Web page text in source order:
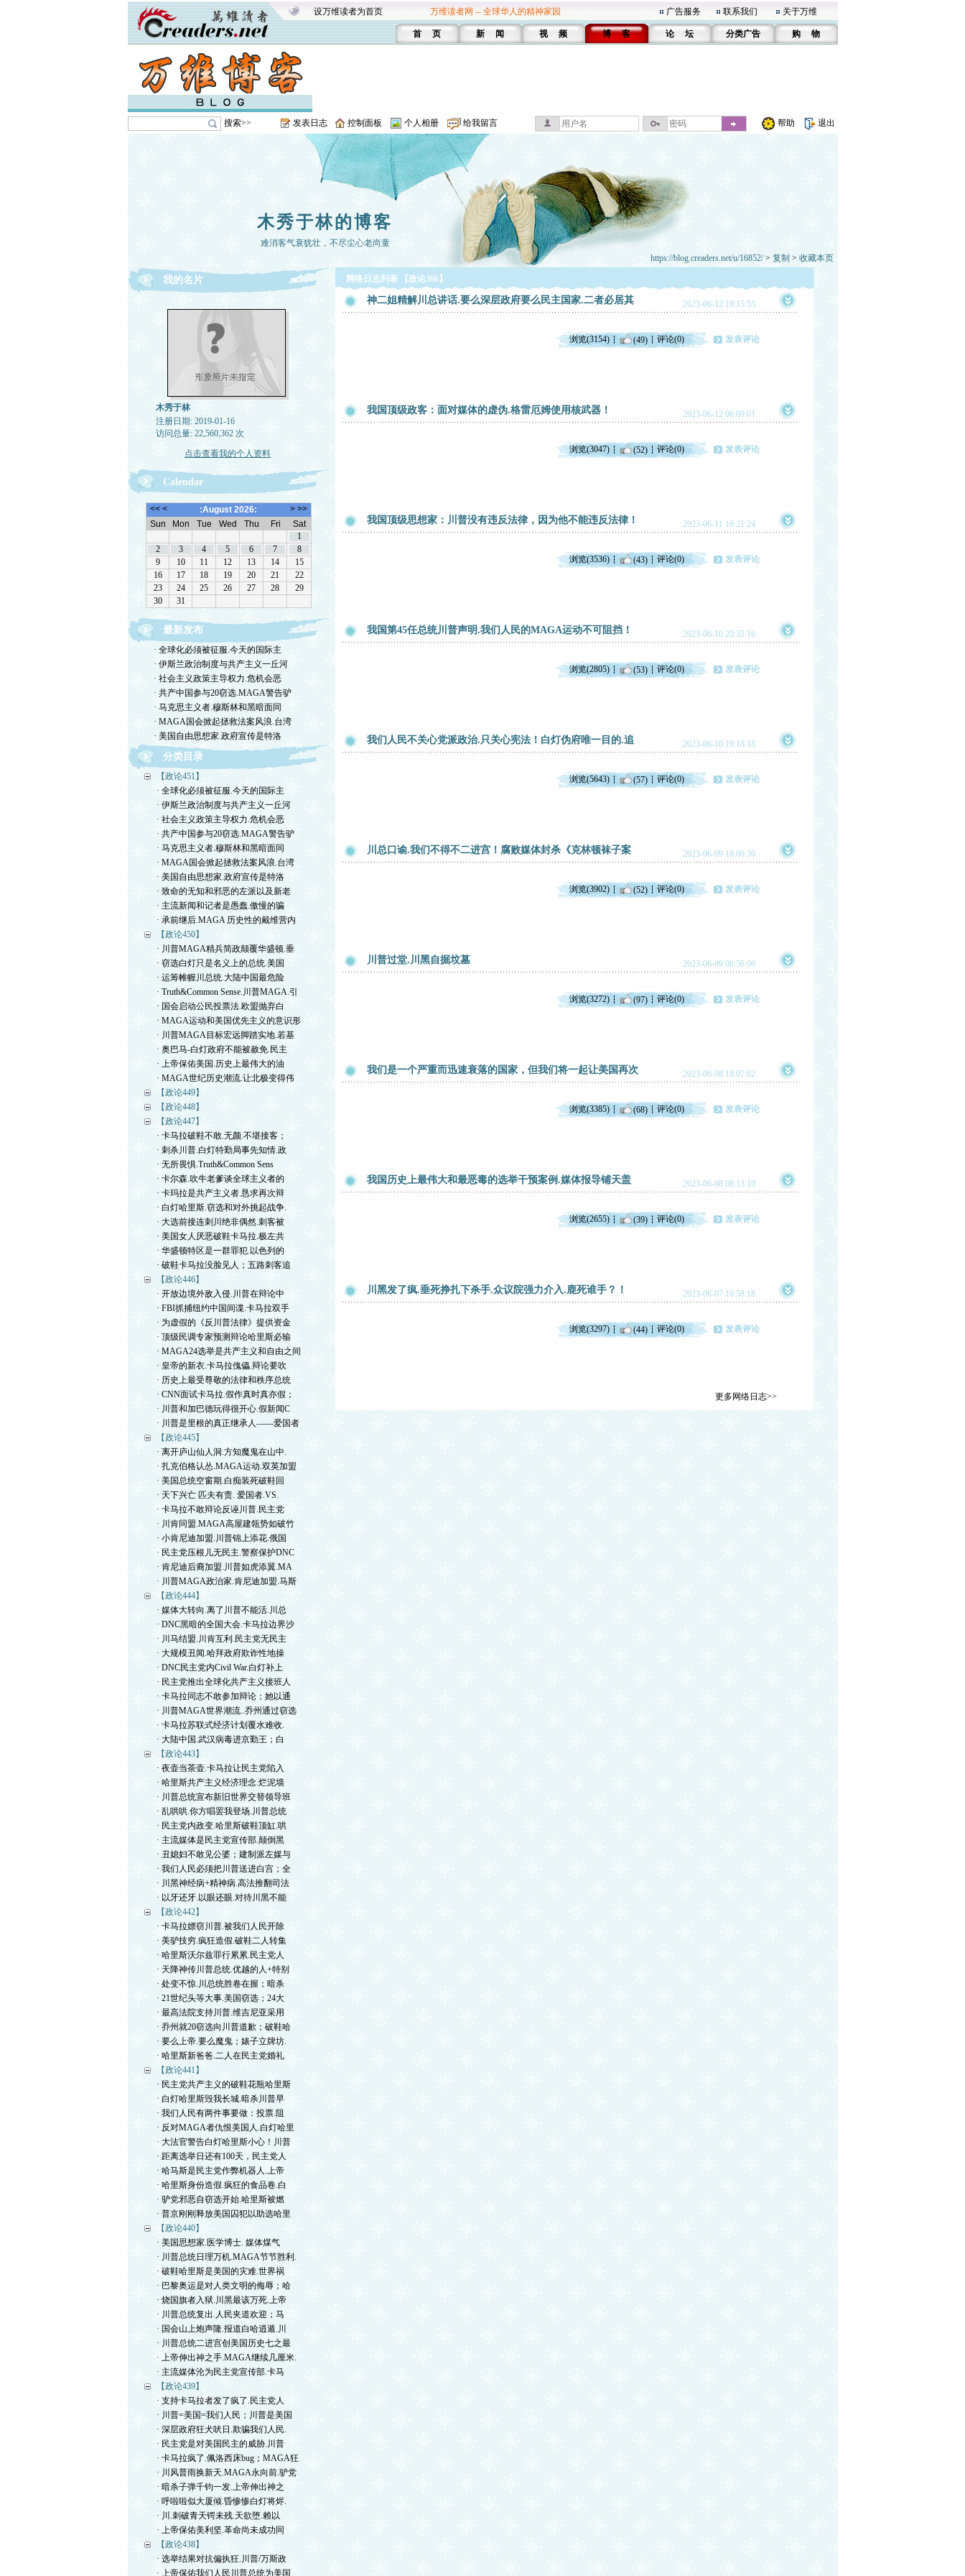
设万维读者为首页 万维读者网 -- 全球华人的精神家园 广告服务 联系我们 关于万维
首 页 新 闻 视 频 博 客 论 坛 分类广告 购 物
搜索>> 发表日志 控制面板 个人相册 给我留言 帮助 退出
木秀于林的博客
难消客气衰犹壮，不尽尘心老尚童
https://blog.creaders.net/u/16852/> 复制 > 收藏本页
我的名片
木秀于林
注册日期: 2019-01-16
访问总量: 22,560,362 次
点击查看我的个人资料
Calendar
最新发布
· 全球化必须被征服.今天的国际主
· 伊斯兰政治制度与共产主义一丘河
· 社会主义政策主导权力.危机会恶
· 共产中国参与20窃选.MAGA警告驴
· 马克思主义者.穆斯林和黑暗面同
· MAGA国会掀起拯救法案风浪.台湾
· 美国自由思想家.政府宣传是特洛
分类目录
【政论451】
· 全球化必须被征服.今天的国际主
· 伊斯兰政治制度与共产主义一丘河
· 社会主义政策主导权力.危机会恶
· 共产中国参与20窃选.MAGA警告驴
· 马克思主义者.穆斯林和黑暗面同
· MAGA国会掀起拯救法案风浪.台湾
· 美国自由思想家.政府宣传是特洛
· 致命的无知和邪恶的左派以及新老
· 主流新闻和记者是愚蠢.傲慢的骗
· 承前继后.MAGA 历史性的戴维营内
【政论450】
· 川普MAGA精兵简政颠覆华盛顿.垂
· 窃选白灯只是名义上的总统.美国
· 运筹帷幄川总统.大陆中国最危险
· Truth&Common Sense.川普MAGA.引
· 国会启动公民投票法.欧盟抛弃白
· MAGA运动和美国优先主义的意识形
· 川普MAGA目标宏远脚踏实地.若基
· 奥巴马-白灯政府不能被赦免.民主
· 上帝保佑美国.历史上最伟大的油
· MAGA世纪历史潮流.让北极变得伟
【政论449】
【政论448】
【政论447】
· 卡马拉破鞋不敢.无颜.不堪接客；
· 刺杀川普.白灯特勤局事先知情.政
· 无所畏惧.Truth&Common Sens
· 卡尔森.吹牛老爹谈全球主义者的
· 卡玛拉是共产主义者.恳求再次辩
· 白灯哈里斯.窃选和对外挑起战争.
· 大选前接连刺川绝非偶然.刺客被
· 美国女人厌恶破鞋卡马拉.极左共
· 华盛顿特区是一群罪犯.以色列的
· 破鞋卡马拉没脸见人；五路刺客追
【政论446】
· 开放边境外敌入侵.川普在辩论中
· FBI抓捕纽约中国间谍.卡马拉双手
· 为虚假的《反川普法律》提供资金
· 顶级民调专家预测辩论哈里斯必输
· MAGA24选举是共产主义和自由之间
· 皇帝的新衣.卡马拉傀儡.辩论要吹
· 历史上最受尊敬的法律和秩序总统
· CNN面试卡马拉.假作真时真亦假；
· 川普和加巴德玩得很开心.假新闻C
· 川普是里根的真正继承人——爱国者
【政论445】
· 离开庐山仙人洞.方知魔鬼在山中.
· 扎克伯格认怂.MAGA运动.双英加盟
· 美国总统空窗期.白痴装死破鞋回
· 天下兴亡 匹夫有责. 爱国者.VS.
· 卡马拉不敢辩论反诬川普.民主党
· 川肯同盟.MAGA高屋建瓴势如破竹
· 小肯尼迪加盟.川普锦上添花.俄国
· 民主党压根儿无民主.警察保护DNC
· 肯尼迪后裔加盟.川普如虎添翼.MA
· 川普MAGA政治家.肯尼迪加盟.马斯
【政论444】
· 媒体大转向.离了川普不能活.川总
· DNC黑暗的全国大会.卡马拉边界沙
· 川马结盟.川肯互利.民主党无民主
· 大规模丑闻.哈拜政府欺诈性地操
· DNC民主党内Civil War.白灯补上
· 民主党推出全球化共产主义接班人
· 卡马拉同志不敢参加辩论；她以通
· 川普MAGA世界潮流..乔州通过窃选
· 卡马拉苏联式经济计划覆水难收.
· 大陆中国.武汉病毒进京勤王；白
【政论443】
· 夜壶当茶壶.卡马拉让民主党陷入
· 哈里斯共产主义经济理念.烂泥墙
· 川普总统宣布新旧世界交替领导班
· 乱哄哄.你方唱罢我登场.川普总统
· 民主党内政变.哈里斯破鞋顶缸.哄
· 主流媒体是民主党宣传部.颠倒黑
· 丑媳妇不敢见公婆；建制派左媒与
· 我们人民必须把川普送进白宫；全
· 川黑神经病+精神病.高法推翻司法
· 以牙还牙.以眼还眼.对待川黑不能
【政论442】
· 卡马拉嫖窃川普.被我们人民开除
· 美驴技穷.疯狂造假.破鞋二人转集
· 哈里斯沃尔兹罪行累累.民主党人
· 天降神传川普总统.优越的人+特别
· 处变不惊.川总统胜卷在握；暗杀
· 21世纪头等大事.美国窃选；24大
· 最高法院支持川普.维吉尼亚采用
· 乔州就20窃选向川普道歉；破鞋哈
· 要么上帝.要么魔鬼；婊子立牌坊.
· 哈里斯新爸爸.二人在民主党婚礼
【政论441】
· 民主党共产主义的破鞋花瓶哈里斯
· 白灯哈里斯毁我长城.暗杀川普早
· 我们人民有两件事要做：投票.阻
· 反对MAGA者仇恨美国人.白灯哈里
· 大法官警告白灯哈里斯小心！川普
· 距离选举日还有100天，民主党人
· 哈马斯是民主党作弊机器人.上帝
· 哈里斯身份造假.疯狂的食品卷.白
· 驴党邪恶自窃选开始.哈里斯被燃
· 普京刚刚释放美国囚犯以助选哈里
【政论440】
· 美国思想家.医学博士. 媒体煤气
· 川普总统日理万机.MAGA节节胜利.
· 破鞋哈里斯是美国的灾难.世界祸
· 巴黎奥运是对人类文明的侮辱；哈
· 烧国旗者入狱.川黑最该万死.上帝
· 川普总统复出.人民夹道欢迎；马
· 国会山上炮声隆.报道白哈逍遁.川
· 川普总统二进宫创美国历史七之最
· 上帝伸出神之手.MAGA继续几厘米.
· 主流媒体沦为民主党宣传部.卡马
【政论439】
· 支持卡马拉者发了疯了.民主党人
· 川普=美国=我们人民；川普是美国
· 深层政府狂犬吠日.欺骗我们人民.
· 民主党是对美国民主的威胁.川普
· 卡马拉疯了.佩洛西床bug；MAGA狂
· 川风普雨换新天.MAGA永向前.驴党
· 暗杀子弹千钧一发.上帝伸出神之
· 呼啦啦似大厦倾.昏惨惨白灯将烬.
· 川.刺破青天锷未残.天欲堕.赖以
· 上帝保佑美利坚.革命尚未成功同
【政论438】
· 选举结果对抗偏执狂.川普/万斯政
· 上帝保佑我们人民川普总统为美国
网络日志列表 【政论366】
神二姐精解川总讲话.要么深层政府要么民主国家.二者必居其 2023-06-12 19:15:55
浏览(3154) (49) 评论(0) 发表评论
我国顶级政客：面对媒体的虚伪.格雷厄姆使用核武器！ 2023-06-12 06:09:01
浏览(3047) (52) 评论(0) 发表评论
我国顶级思想家：川普没有违反法律，因为他不能违反法律！ 2023-06-11 16:21:24
浏览(3536) (43) 评论(0) 发表评论
我国第45任总统川普声明.我们人民的MAGA运动不可阻挡！ 2023-06-10 20:35:16
浏览(2805) (53) 评论(0) 发表评论
我们人民不关心党派政治.只关心宪法！白灯伪府唯一目的.追 2023-06-10 10:18:18
浏览(5643) (57) 评论(0) 发表评论
川总口谕.我们不得不二进宫！腐败媒体封杀《克林顿袜子案 2023-06-09 18:06:30
浏览(3902) (52) 评论(0) 发表评论
川普过堂.川黑自掘坟墓 2023-06-09 08:56:06
浏览(3272) (97) 评论(0) 发表评论
我们是一个严重而迅速衰落的国家，但我们将一起让美国再次 2023-06-08 18:07:02
浏览(3385) (68) 评论(0) 发表评论
我国历史上最伟大和最恶毒的选举干预案例.媒体报导铺天盖 2023-06-08 08:13:10
浏览(2655) (39) 评论(0) 发表评论
川黑发了疯.垂死挣扎下杀手.众议院强力介入.鹿死谁手？！ 2023-06-07 16:58:18
浏览(3297) (44) 评论(0) 发表评论
更多网络日志>>